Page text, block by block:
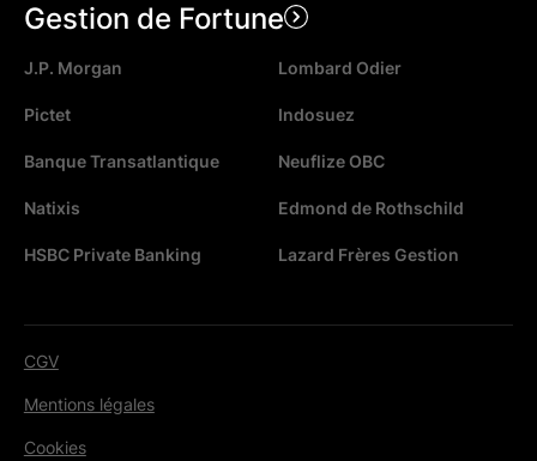
Gestion de Fortune
J.P. Morgan Lombard Odier
Pictet Indosuez
Banque Transatlantique Neuflize OBC
Natixis Edmond de Rothschild
HSBC Private Banking Lazard Frères Gestion
CGV
Mentions légales
Cookies